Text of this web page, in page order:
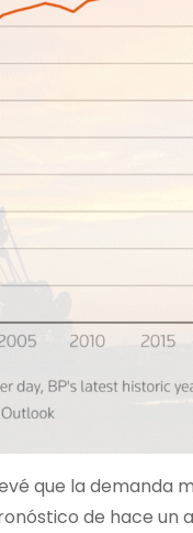
que la
de hace un